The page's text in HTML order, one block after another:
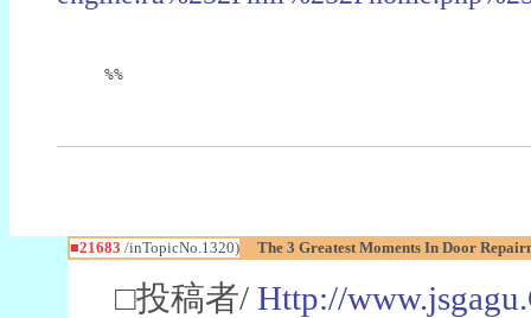
%%
■21683 /inTopicNo.1320) The 3 Greatest Moments In Door
□投稿者/ Http://